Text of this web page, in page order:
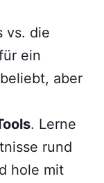
vs. die
ein
aber
. Lerne
rund
hole mit